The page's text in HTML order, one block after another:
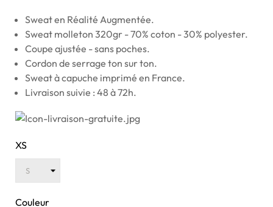
Sweat en Réalité Augmentée.
Sweat molleton 320gr - 70% coton - 30% polyester.
Coupe ajustée - sans poches.
Cordon de serrage ton sur ton.
Sweat à capuche imprimé en France.
Livraison suivie : 48 à 72h.
XS
Couleur